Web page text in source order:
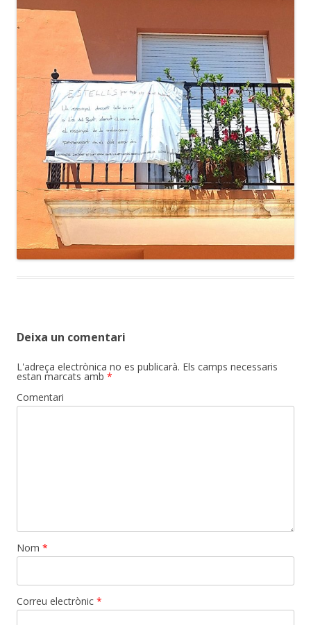
Deixa un comentari
L'adreça electrònica no es publicarà. Els camps necessaris
estan marcats amb *
Comentari
Nom *
Correu electrònic *